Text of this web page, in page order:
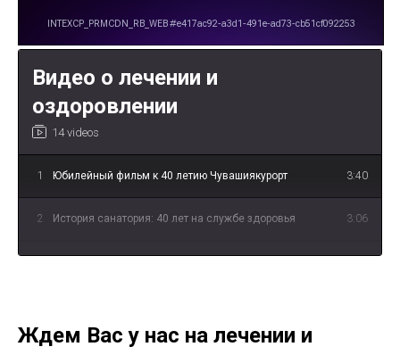
Видео о лечении и
оздоровлении
14 videos
1 Юбилейный фильм к 40 летию Чувашиякурорт 3:40
2 История санатория: 40 лет на службе здоровья 3:06
Ждем Вас у нас на лечении и